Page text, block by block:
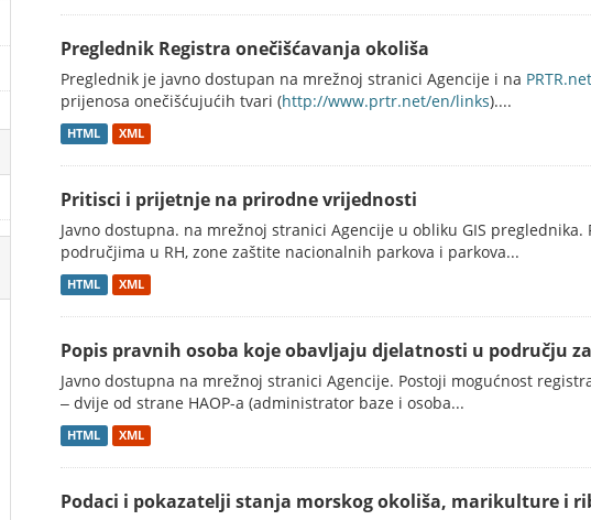
Preglednik Registra onečišćavanja okoliša
Preglednik je javno dostupan na mrežnoj stranici Agencije i na PRTR.net
prijenosa onečišćujućih tvari (http://www.prtr.net/en/links)....
HTML XML
Pritisci i prijetnje na prirodne vrijednosti
Javno dostupna. na mrežnoj stranici Agencije u obliku GIS
područjima u RH, zone zaštite nacionalnih parkova i parkova...
HTML XML
Popis pravnih osoba koje obavljaju djelatnosti u području
Javno dostupna na mrežnoj stranici Agencije. Postoji mogućnost
‒ dvije od strane HAOP-a (administrator baze i osoba...
HTML XML
Podaci i pokazatelji stanja morskog okoliša, marikulture i